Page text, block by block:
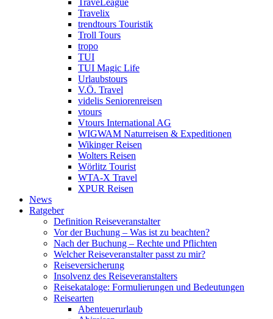
TraveLeague
Travelix
trendtours Touristik
Troll Tours
tropo
TUI
TUI Magic Life
Urlaubstours
V.Ö. Travel
videlis Seniorenreisen
vtours
Vtours International AG
WIGWAM Naturreisen & Expeditionen
Wikinger Reisen
Wolters Reisen
Wörlitz Tourist
WTA-X Travel
XPUR Reisen
News
Ratgeber
Definition Reiseveranstalter
Vor der Buchung – Was ist zu beachten?
Nach der Buchung – Rechte und Pflichten
Welcher Reiseveranstalter passt zu mir?
Reiseversicherung
Insolvenz des Reiseveranstalters
Reisekataloge: Formulierungen und Bedeutungen
Reisearten
Abenteuerurlaub